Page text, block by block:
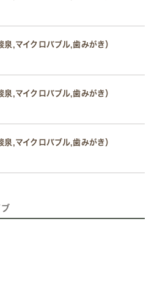
,マイクロバブル,歯みがき）
,マイクロバブル,歯みがき）
,マイクロバブル,歯みがき）